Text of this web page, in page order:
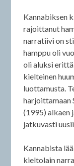
Kannabiksen
rajoittanut
narratiivi on
hamppu oli
oli aluksi
kielteinen
luottamusta.
harjoittamaan
(1995) alkaen
jatkuvasti
Kannabista
kieltolain